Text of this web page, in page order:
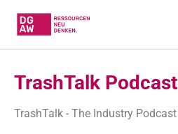
TrashTalk Podcast
TrashTalk - The Industry Podcast